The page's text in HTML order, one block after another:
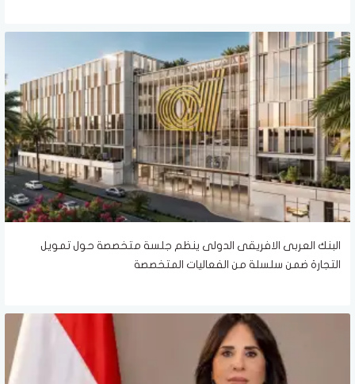
البنك العربى الافريقى الدولى ينظم جلسة متخصصة حول تمويل
التجارة ضمن سلسلة من الفعاليات المتخصصة